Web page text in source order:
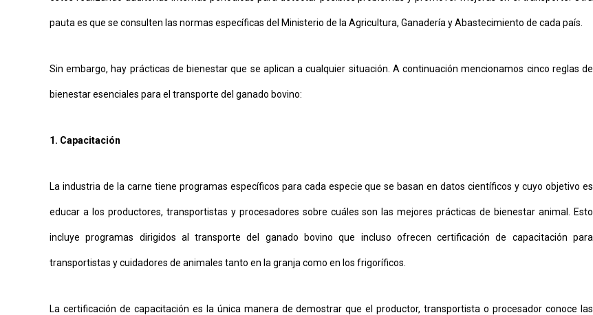
pauta es que se consulten las normas específicas del Ministerio de la Agricultura, Ganadería y Abastecimiento de cada país.
Sin embargo, hay prácticas de bienestar que se aplican a cualquier situación. A continuación mencionamos cinco reglas de
bienestar esenciales para el transporte del ganado bovino:
1. Capacitación
La industria de la carne tiene programas específicos para cada especie que se basan en datos científicos y cuyo objetivo es
educar a los productores, transportistas y procesadores sobre cuáles son las mejores prácticas de bienestar animal. Esto
incluye programas dirigidos al transporte del ganado bovino que incluso ofrecen certificación de capacitación para
transportistas y cuidadores de animales tanto en la granja como en los frigoríficos.
La certificación de capacitación es la única manera de demostrar que el productor, transportista o procesador conoce las